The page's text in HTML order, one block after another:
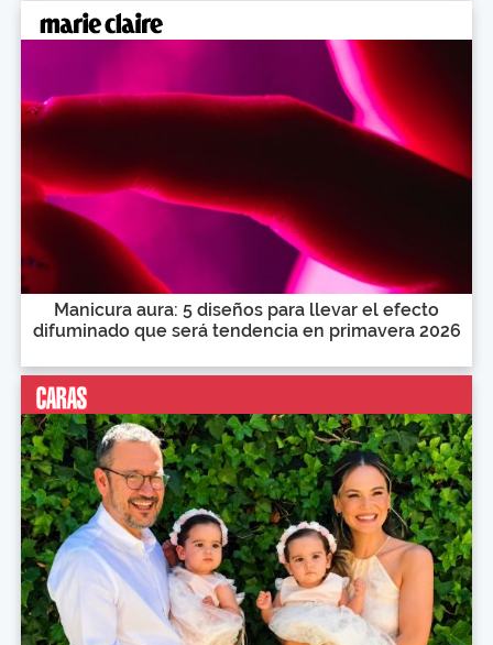
Manicura aura: 5 diseños para llevar el efecto
difuminado que será tendencia en primavera 2026